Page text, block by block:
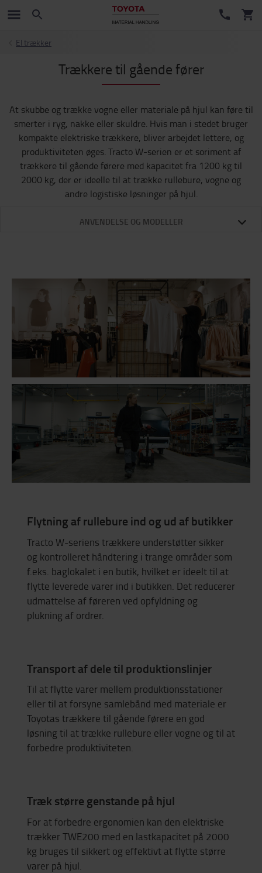
El trækker
Trækkere til gående fører
At skubbe og trække vogne eller materiale på hjul kan føre til
smerter i ryg, nakke eller skuldre. Hvis man i stedet bruger
kompakte elektriske trækkere, bliver arbejdet lettere, og
produktiviteten øges. Tracto W-serien er et soriment af
trækkere til gående førere med kapacitet fra 1200 kg til
2000 kg, der er ideelle til at trække rullebure, vogne og
andre logistiske løsninger på hjul.
ANVENDELSE OG MODELLER
Flytning af rullebure ind og ud af butikker
Tracto W-seriens trækkere understøtter sikker
og kontrolleret håndtering i trange områder som
f.eks. baglokalet i en butik, hvilket er ideelt til at
flytte leverede varer ind i butikken. Det reducerer
udmattelse af føreren ved opfyldning og
plukning af ordrer.
Transport af dele til produktionslinjer
Til at flytte varer mellem produktionsstationer
eller til at forsyne samlebånd med materiale er
Toyotas trækkere til gående førere en god
løsning til at trække rullebure eller vogne og til at
forbedre produktiviteten.
Træk større genstande på hjul
For at forbedre ergonomien kan den elektriske
trækker TWE200 med en lastkapacitet på 2000
kg bruges til sikkert og effektivt at flytte større
varer på hjul.